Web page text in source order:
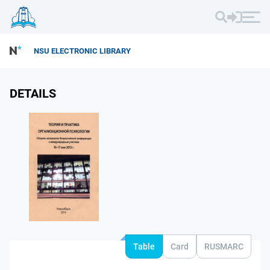
NSU ELECTRONIC LIBRARY
DETAILS
Table Card RUSMARC